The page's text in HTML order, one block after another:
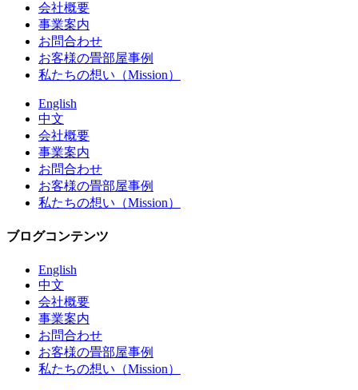
会社概要
事業案内
お問合わせ
お客様の畳部屋事例
私たちの想い（Mission）
English
中文
会社概要
事業案内
お問合わせ
お客様の畳部屋事例
私たちの想い（Mission）
ブログコンテンツ
English
中文
会社概要
事業案内
お問合わせ
お客様の畳部屋事例
私たちの想い（Mission）